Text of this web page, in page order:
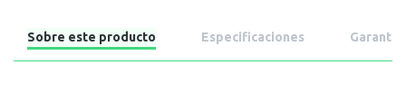
Sobre este producto Especificaciones Garantía